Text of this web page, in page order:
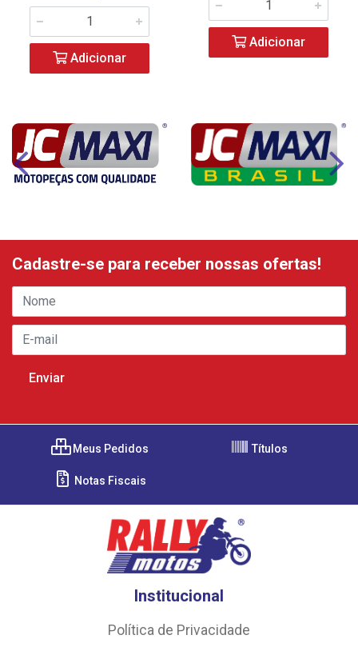
Adicionar
Adicionar
Cadastre-se para receber nossas ofertas!
Meus Pedidos Títulos
Notas Fiscais
Institucional
Política de Privacidade